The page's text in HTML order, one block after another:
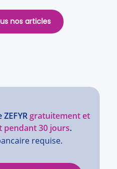
nos articles
gratuitement et
pendant 30 jours.
requise.